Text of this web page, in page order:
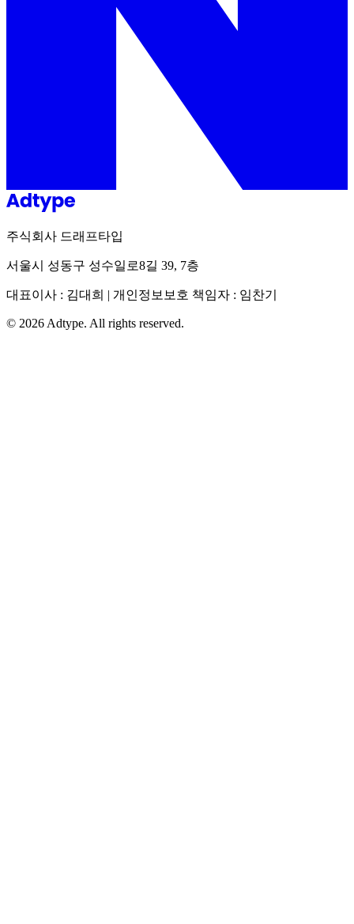
주식회사 드래프타입
서울시 성동구 성수일로8길 39, 7층
대표이사 : 김대희 | 개인정보보호 책임자 : 임찬기
© 2026 Adtype. All rights reserved.